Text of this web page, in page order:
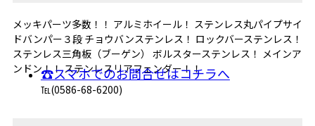
メッキパーツ多数！！ アルミホイール！ ステンレス丸パイプサイ
ドバンパー３段 チョウバンステンレス！ ロックバーステンレス！
ステンレス三角板（ブーゲン） ボルスターステンレス！ メインア
ンドン！！ ステンレスリアフェンダー！！
☎スマホでのお問合せはコチラへ
℡(0586-68-6200)